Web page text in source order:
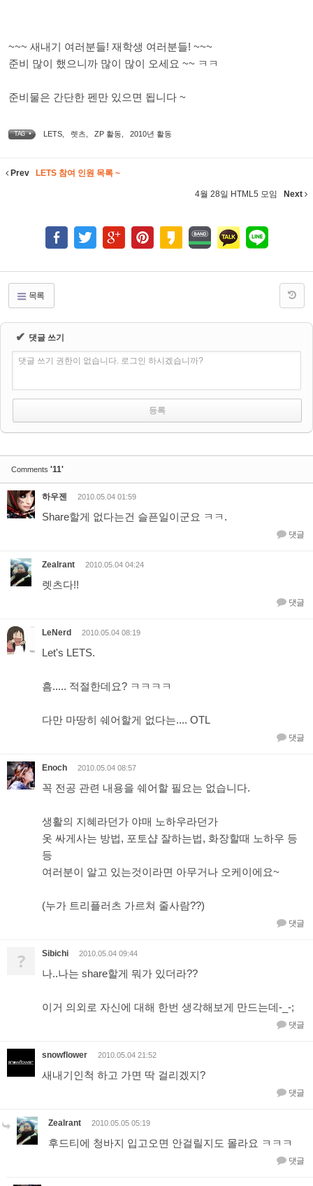
~~~ 새내기 여러분들! 재학생 여러분들! ~~~
준비 많이 했으니까 많이 많이 오세요 ~~ ㅋㅋ
준비물은 간단한 펜만 있으면 됩니다 ~
TAG • LETS 렛츠 ZP 활동 2010년 활동
Prev LETS 참여 인원 목록 ~
4월 28일 HTML5 모임 Next
목록
✔ 댓글 쓰기
댓글 쓰기 권한이 없습니다. 로그인 하시겠습니까?
Comments '11'
하우젠 2010.05.04 01:59
Share할게 없다는건 슬픈일이군요 ㅋㅋ.
댓글
Zealrant 2010.05.04 04:24
렛츠다!!
댓글
LeNerd 2010.05.04 08:19
Let's LETS.
흠..... 적절한데요? ㅋㅋㅋㅋ
다만 마땅히 쉐어할게 없다는.... OTL
댓글
Enoch 2010.05.04 08:57
꼭 전공 관련 내용을 쉐어할 필요는 없습니다.
생활의 지혜라던가 야매 노하우라던가
옷 싸게사는 방법, 포토샵 잘하는법, 화장할때 노하우 등
등
여러분이 알고 있는것이라면 아무거나 오케이에요~
(누가 트리플러츠 가르쳐 줄사람??)
댓글
? Sibichi 2010.05.04 09:44
나..나는 share할게 뭐가 있더라??
이거 의외로 자신에 대해 한번 생각해보게 만드는데-_-;
댓글
snowflower 2010.05.04 21:52
새내기인척 하고 가면 딱 걸리겠지?
댓글
Zealrant 2010.05.05 05:19
후드티에 청바지 입고오면 안걸릴지도 몰라요 ㅋㅋㅋ
댓글